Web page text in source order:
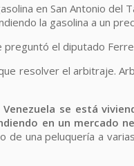
en San Antonio
la gasolina a un
preguntó el diputado
resolver el arbitraje.
Venezuela se está
en un mercado
de una peluquería a